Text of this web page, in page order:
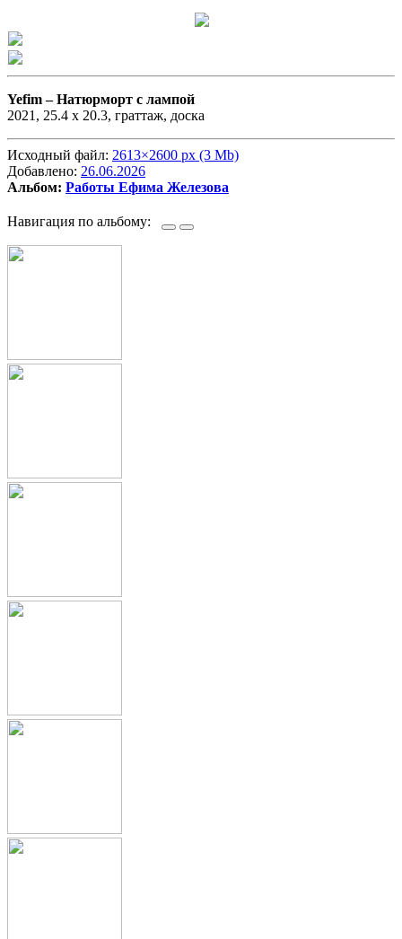
Yefim –Натюрморт с лампой
2021, 25.4 х 20.3, граттаж, доска
Исходный файл: 2613×2600 px (3 Mb)
Добавлено: 26.06.2026
Альбом: Работы Ефима Железова
Навигация по альбому: